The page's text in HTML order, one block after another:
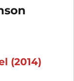
(2014)